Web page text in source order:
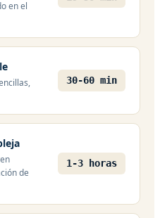
en el
30-60 min
de
1-3 horas